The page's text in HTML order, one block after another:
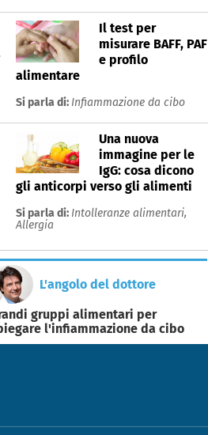
Il test per
misurare BAFF, PAF
e profilo
alimentare
Si parla di: Infiammazione da cibo
Una nuova
immagine per le
IgG: cosa dicono
gli anticorpi verso gli alimenti
Si parla di: Intolleranze alimentari,
Allergia
L'angolo del dottore
gruppi alimentari per
l'infiammazione da cibo